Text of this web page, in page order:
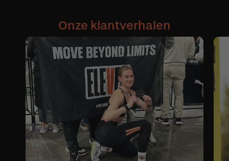
Onze klantverhalen